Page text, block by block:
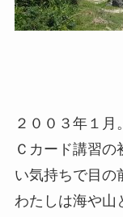
２００３年１
Ｃカード講習
い気持ちで目の
わたしは海や山